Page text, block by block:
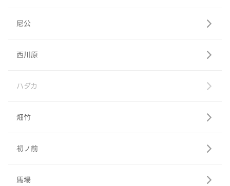
尼公
西川原
ハダカ
畑竹
初ノ前
馬場